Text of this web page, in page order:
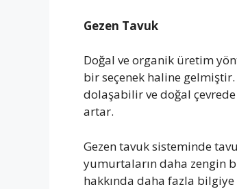
Gezen Tavuk
Doğal ve organik üretim
bir seçenek haline
dolaşabilir ve doğal
artar.
Gezen tavuk sisteminde
yumurtaların daha zengin
hakkında daha fazla